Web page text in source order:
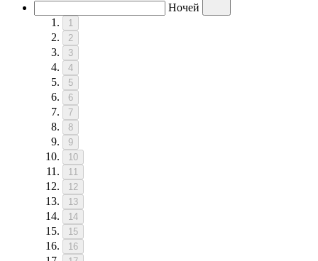
Ночей
1
2
3
4
5
6
7
8
9
10
11
12
13
14
15
16